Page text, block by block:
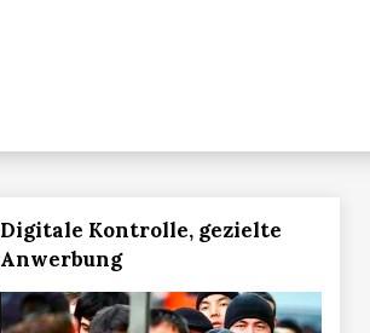
Digitale Kontrolle, gezielte
Anwerbung